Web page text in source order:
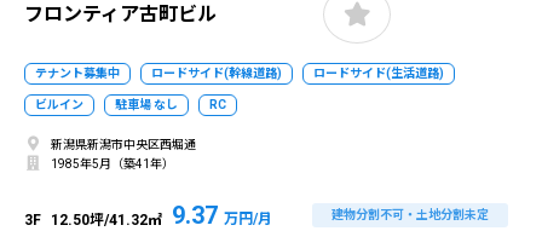
フロンティア古町ビル
テナント募集中 ロードサイド(幹線道路) ロードサイド(生活道路)
ビルイン 駐車場 なし RC
新潟県新潟市中央区西堀通
1985年5月（築41年）
3F 12.50坪/41.32㎡ 9.37 万円/月 建物分割不可・土地分割未定